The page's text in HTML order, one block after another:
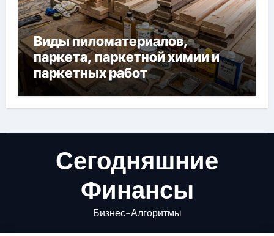
Виды пиломатериалов,
паркета, паркетной химии и
паркетных работ
Сегодняшние
Финансы
Бизнес-Алгоритмы